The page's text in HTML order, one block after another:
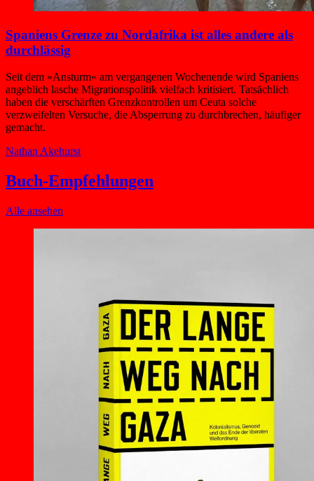
Spaniens Grenze zu Nordafrika ist alles andere als
durchlässig
Seit dem »Ansturm« am vergangenen Wochenende wird Spaniens
angeblich lasche Migrationspolitik vielfach kritisiert. Tatsächlich
haben die verschärften Grenzkontrollen um Ceuta solche
verzweifelten Versuche, die Absperrung zu durchbrechen, häufiger
gemacht.
Nathan Akehurst
Buch-Empfehlungen
Alle ansehen